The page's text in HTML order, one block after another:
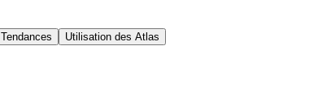
Tendances Utilisation des Atlas